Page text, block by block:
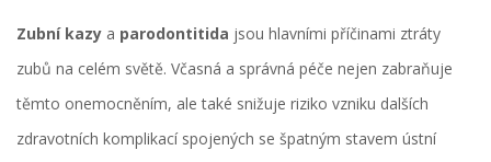
Zubní kazy a parodontitida jsou hlavními příčinami ztráty
zubů na celém světě. Včasná a správná péče nejen zabraňuje
těmto onemocněním, ale také snižuje riziko vzniku dalších
zdravotních komplikací spojených se špatným stavem ústní